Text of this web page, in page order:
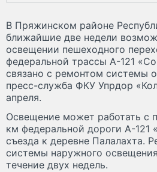
В Пряжинском районе
ближайшие две недели
освещении пешеходного
федеральной трассы А-121
связано с ремонтом системы
пресс-служба ФКУ Упрдор
апреля.
Освещение может работать с
км федеральной дороги А-121
съезда к деревне Палалахта.
системы наружного
течение двух недель.